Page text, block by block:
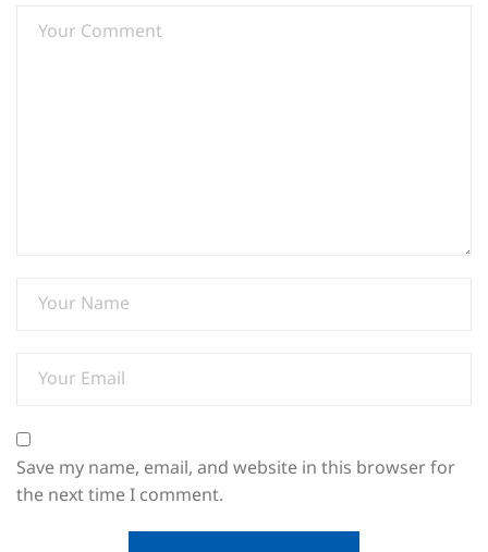
Save my name, email, and website in this browser for
the next time I comment.